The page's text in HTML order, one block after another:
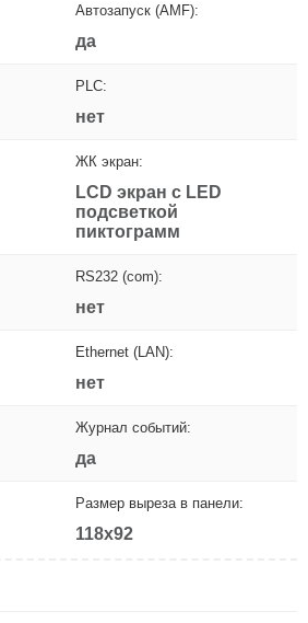
Автозапуск (AMF):
да
PLC:
нет
ЖК экран:
LCD экран с LED
подсветкой
пиктограмм
RS232 (com):
нет
Ethernet (LAN):
нет
Журнал событий:
да
Размер выреза в панели:
118x92